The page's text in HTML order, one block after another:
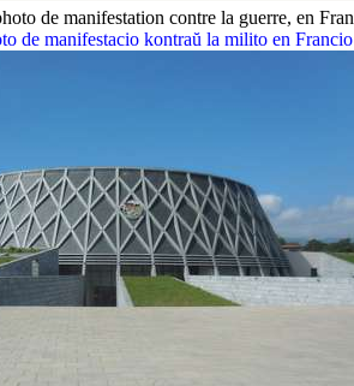
de manifestation contre la guerre, en
de manifestacio kontraŭ la milito en Francio